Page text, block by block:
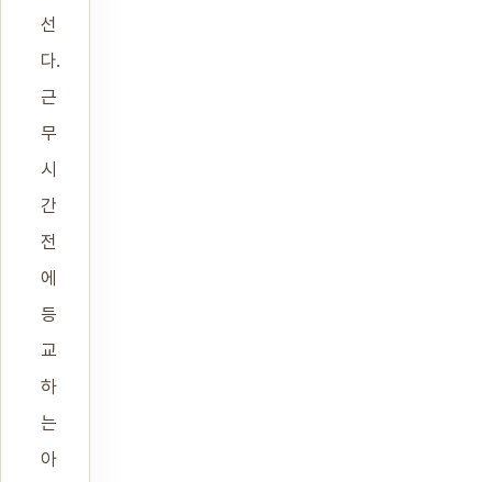
선
다.
근
무
시
간
전
에
등
교
하
는
아